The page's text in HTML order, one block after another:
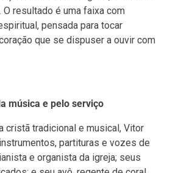
O resultado é uma faixa com
pensada para tocar
que se dispuser a ouvir com
música e pelo serviço
cristã tradicional e musical, Vitor
partituras e vozes de
e organista da igreja; seus